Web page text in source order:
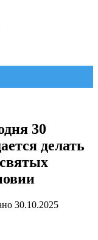
30
делать
30.10.2025